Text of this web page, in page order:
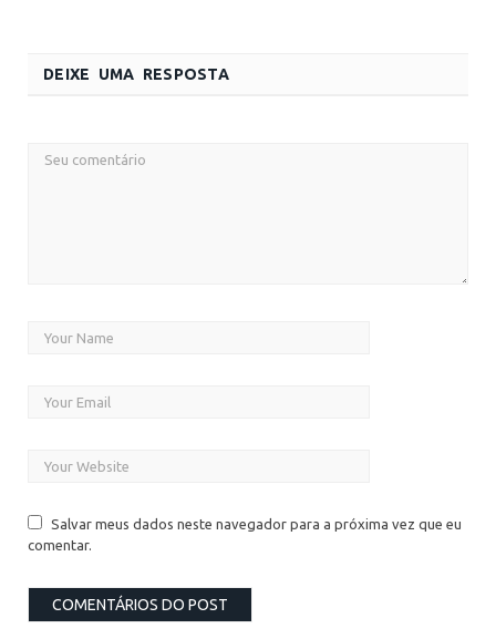
DEIXE UMA RESPOSTA
Salvar meus dados neste navegador para a próxima vez que eu
comentar.